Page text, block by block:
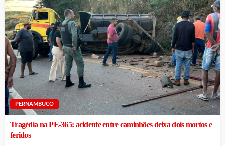
PERNAMBUCO
Tragédia na PE-365: acidente entre caminhões deixa dois mortos e
feridos